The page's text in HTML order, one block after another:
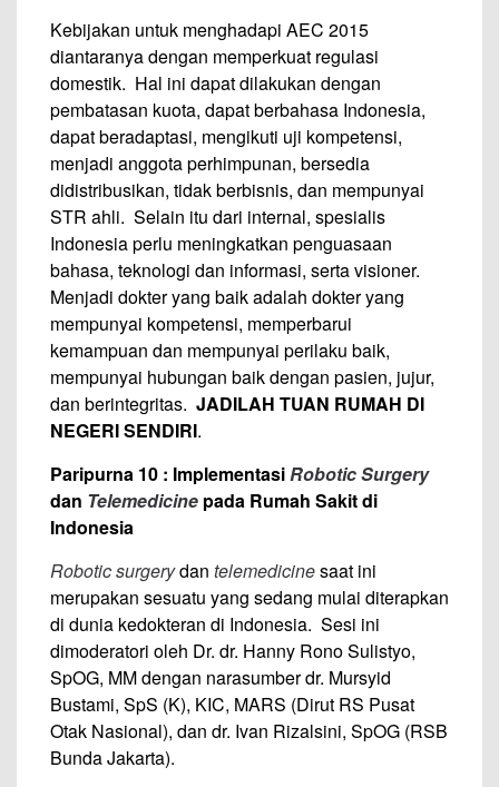
Kebijakan untuk menghadapi AEC 2015
diantaranya dengan memperkuat regulasi
domestik. Hal ini dapat dilakukan dengan
pembatasan kuota, dapat berbahasa Indonesia,
dapat beradaptasi, mengikuti uji kompetensi,
menjadi anggota perhimpunan, bersedia
didistribusikan, tidak berbisnis, dan mempunyai
STR ahli. Selain itu dari internal, spesialis
Indonesia perlu meningkatkan penguasaan
bahasa, teknologi dan informasi, serta visioner.
Menjadi dokter yang baik adalah dokter yang
mempunyai kompetensi, memperbarui
kemampuan dan mempunyai perilaku baik,
mempunyai hubungan baik dengan pasien, jujur,
dan berintegritas. JADILAH TUAN RUMAH DI
NEGERI SENDIRI.
Paripurna 10 : ImplementasiRobotic Surgery
dan Telemedicine pada Rumah Sakit di
Indonesia
Robotic surgerydan telemedicinesaat ini
merupakan sesuatu yang sedang mulai diterapkan
di dunia kedokteran di Indonesia. Sesi ini
dimoderatori oleh Dr. dr. Hanny Rono Sulistyo,
SpOG, MM dengan narasumber dr. Mursyid
Bustami, SpS (K), KIC, MARS (Dirut RS Pusat
Otak Nasional), dan dr. Ivan Rizalsini, SpOG (RSB
Bunda Jakarta).